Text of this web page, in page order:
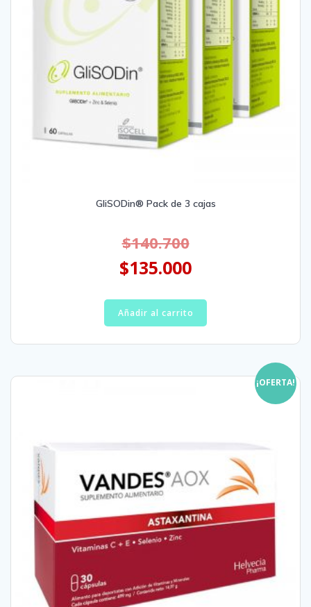
GliSODin® Pack de 3 cajas
$140.700
$135.000
Añadir al carrito
¡OFERTA!